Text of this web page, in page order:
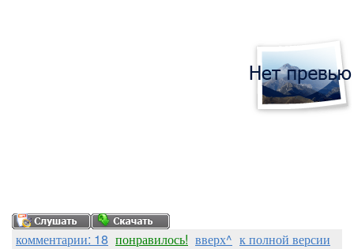
комментарии: 18 понравилось! вверх^ к полной версии